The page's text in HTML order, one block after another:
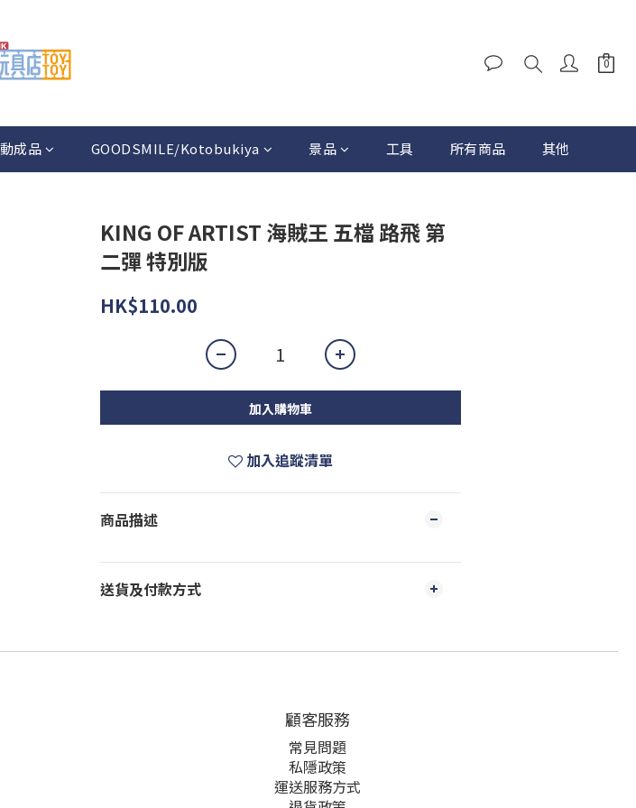
成品 GOODSMILE/Kotobukiya 景品 工具 所有商品 其他
KING OF ARTIST 海賊王 五檔 路飛 第
二彈 特別版
HK$110.00
加入購物車
加入追蹤清單
商品描述
送貨及付款方式
顧客服務
常見問題
私隱政策
運送服務方式